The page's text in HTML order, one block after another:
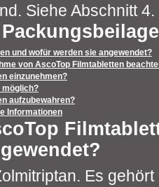
Siehe Abschnitt 4.
und wofür werden sie angewendet?
von AscoTop Filmtabletten
einzunehmen?
möglich?
aufzubewahren?
Informationen
Es